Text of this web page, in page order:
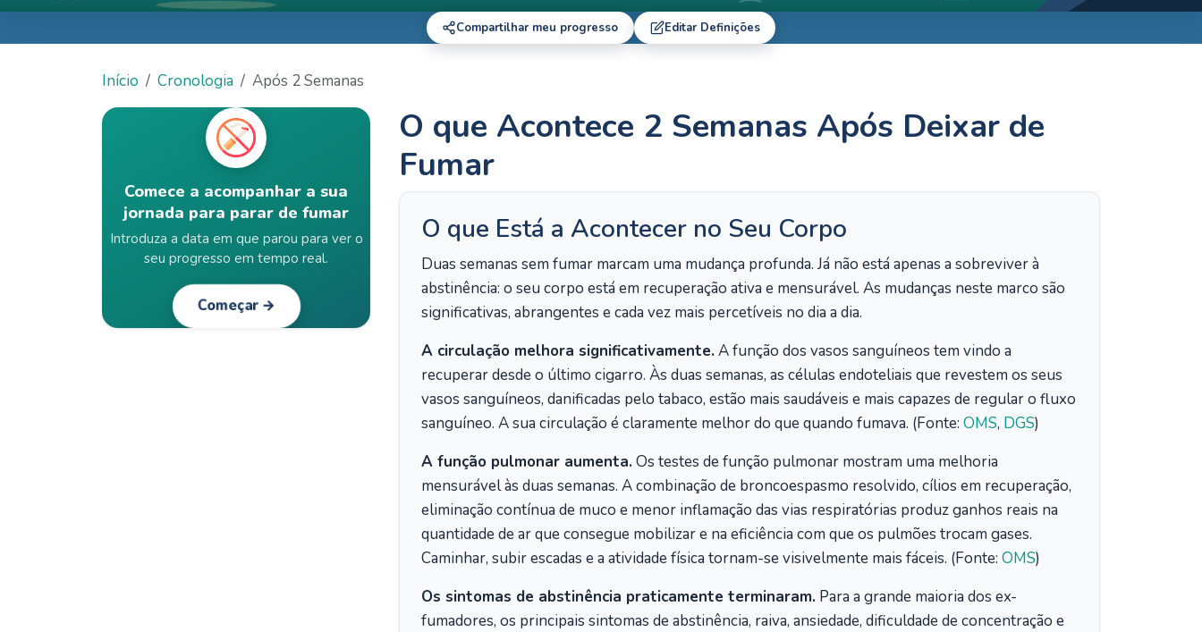
Compartilhar meu progresso Editar Definições
Início Cronologia Após 2 Semanas
Comece a acompanhar a sua
jornada para parar de fumar
Introduza a data em que parou para ver o
seu progresso em tempo real.
Começar →
O que Acontece 2 Semanas Após Deixar de
Fumar
O que Está a Acontecer no Seu Corpo
Duas semanas sem fumar marcam uma mudança profunda. Já não está apenas a sobreviver à
abstinência: o seu corpo está em recuperação ativa e mensurável. As mudanças neste marco são
significativas, abrangentes e cada vez mais percetíveis no dia a dia.
A circulação melhora significativamente.A função dos vasos sanguíneos tem vindo a
recuperar desde o último cigarro. Às duas semanas, as células endoteliais que revestem os seus
vasos sanguíneos, danificadas pelo tabaco, estão mais saudáveis e mais capazes de regular o fluxo
sanguíneo. A sua circulação é claramente melhor do que quando fumava. (Fonte: OMS, DGS)
A função pulmonar aumenta.Os testes de função pulmonar mostram uma melhoria
mensurável às duas semanas. A combinação de broncoespasmo resolvido, cílios em recuperação,
eliminação contínua de muco e menor inflamação das vias respiratórias produz ganhos reais na
quantidade de ar que consegue mobilizar e na eficiência com que os pulmões trocam gases.
Caminhar, subir escadas e a atividade física tornam-se visivelmente mais fáceis. (Fonte: OMS)
Os sintomas de abstinência praticamente terminaram. Para a grande maioria dos ex-
fumadores, os principais sintomas de abstinência, raiva, ansiedade, dificuldade de concentração e